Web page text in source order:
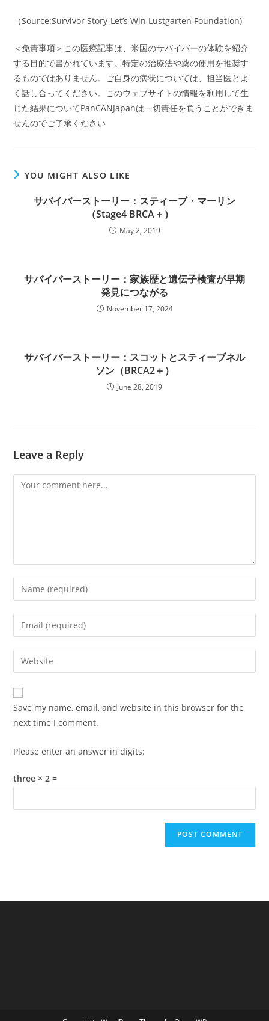
（Source:Survivor Story-Let’s Win Lustgarten Foundation)
＜免責事項＞この医療記事は、米国のサバイバーの体験を紹介
する目的で書かれています。特定の治療法や薬の使用を推奨す
るものではありません。ご自身の病状については、担当医とよ
く話し合ってください。このウェブサイトの情報を利用して生
じた結果についてPanCANJapanは一切責任を負うことができま
せんのでご了承ください
YOU MIGHT ALSO LIKE
サバイバーストーリー：スティーブ・マーリン
（Stage4 BRCA＋）
May 2, 2019
サバイバーストーリー：家族歴と遺伝子検査が早期
発見につながる
November 17, 2024
サバイバーストーリー：スコットとスティーブネル
ソン（BRCA2＋）
June 28, 2019
Leave a Reply
Comment
Enter
your
name
comment
Enter
your
email
address
comment
Enter
your
website
URL
(optional)
Save my name, email, and website in this browser for the
next time I comment.
Please enter an answer in digits:
three × 2 =